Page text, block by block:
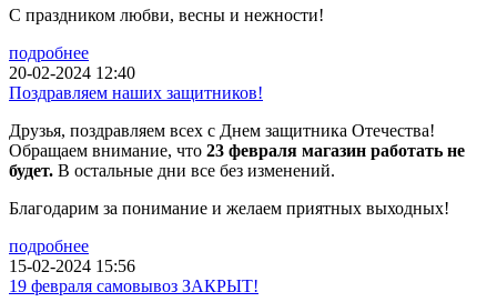
С праздником любви, весны и нежности!
подробнее
20-02-2024 12:40
Поздравляем наших защитников!
Друзья, поздравляем всех с Днем защитника Отечества!
Обращаем внимание, что 23 февраля магазин работать не
будет. В остальные дни все без изменений.
Благодарим за понимание и желаем приятных выходных!
подробнее
15-02-2024 15:56
19 февраля самовывоз ЗАКРЫТ!